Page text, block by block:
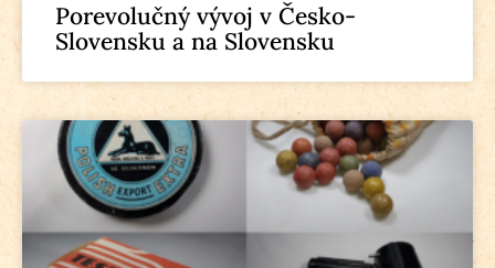
Porevolučný vývoj v Česko-
Slovensku a na Slovensku